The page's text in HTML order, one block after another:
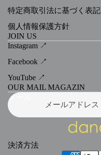
特定商取引法に基づく表記
個人情報保護方針
JOIN US
Instagram ↗
Facebook ↗
YouTube ↗
OUR MAIL MAGAZIN
メール
決済方法